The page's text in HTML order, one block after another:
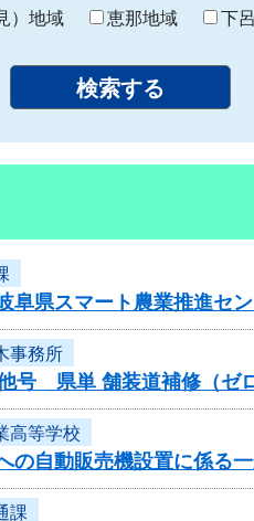
り
）地域 恵那地域 下
阜県スマート農業推進セ
事務所
号 県単 舗装道補修（ゼ
高等学校
の自動販売機設置に係る
課